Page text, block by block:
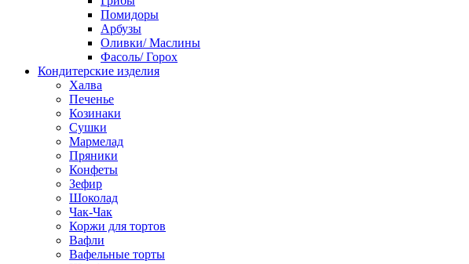
Помидоры
Арбузы
Оливки/ Маслины
Фасоль/ Горох
Кондитерские изделия
Халва
Печенье
Козинаки
Сушки
Мармелад
Пряники
Конфеты
Зефир
Шоколад
Чак-Чак
Коржи для тортов
Вафли
Вафельные торты